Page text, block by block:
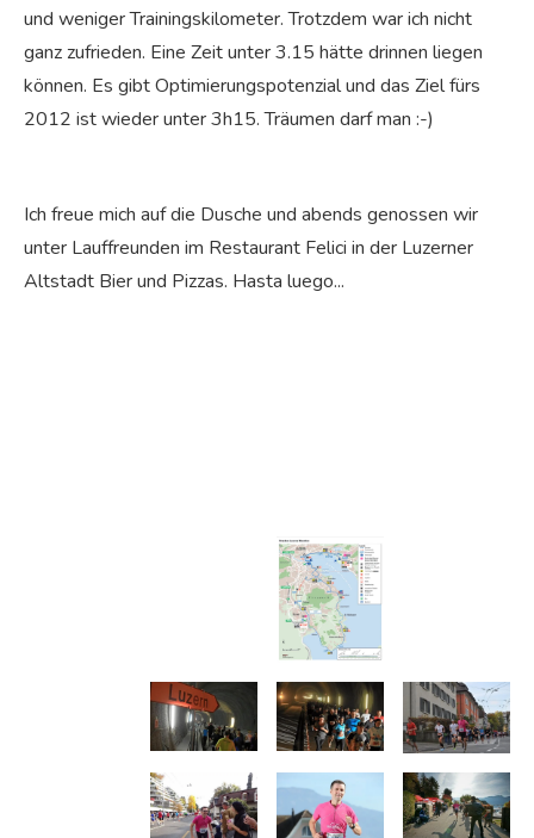
und weniger Trainingskilometer. Trotzdem war ich nicht
ganz zufrieden. Eine Zeit unter 3.15 hätte drinnen liegen
können. Es gibt Optimierungspotenzial und das Ziel fürs
2012 ist wieder unter 3h15. Träumen darf man :-)
Ich freue mich auf die Dusche und abends genossen wir
unter Lauffreunden im Restaurant Felici in der Luzerner
Altstadt Bier und Pizzas. Hasta luego...